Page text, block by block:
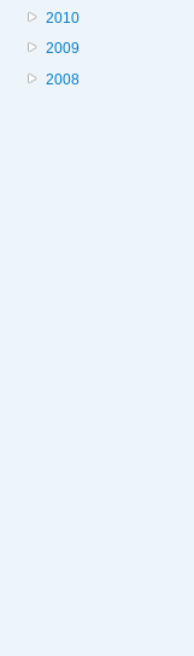
2010
2009
2008